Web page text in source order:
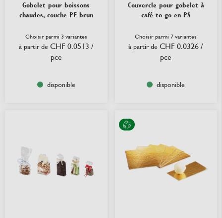
Gobelet pour boissons
chaudes, couche PE brun
Choisir parmi 3 variantes
à partir de CHF 0.0513 /
pce
disponible
Couvercle pour gobelet à
café to go en PS
Choisir parmi 7 variantes
à partir de CHF 0.0326 /
pce
disponible